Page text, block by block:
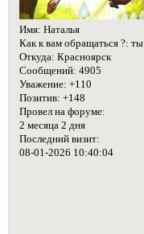
Имя: Наталья
Как к вам обращаться ?: ты
Откуда: Красноярск
Сообщений: 4905
Уважение: +110
Позитив: +148
Провел на форуме:
2 месяца 2 дня
Последний визит:
08-01-2026 10:40:04